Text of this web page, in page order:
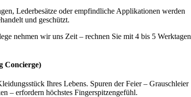
Lederbesätze oder empfindliche Applikationen werden
und geschützt.
nehmen wir uns Zeit – rechnen Sie mit 4 bis 5 Werktagen
Concierge)
Ihres Lebens. Spuren der Feier – Grauschleier
– erfordern höchstes Fingerspitzengefühl.